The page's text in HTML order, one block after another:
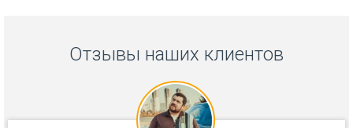
Отзывы наших клиентов